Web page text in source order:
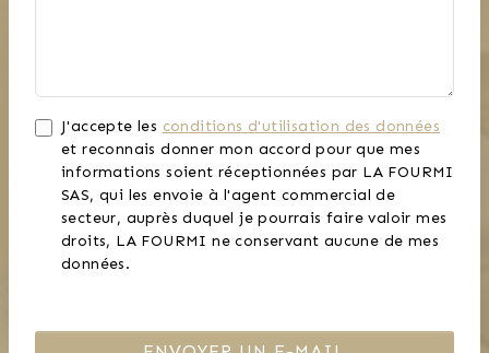
J'accepte les conditions d'utilisation des données
et reconnais donner mon accord pour que mes
informations soient réceptionnées par LA FOURMI
SAS, qui les envoie à l'agent commercial de
secteur, auprès duquel je pourrais faire valoir mes
droits, LA FOURMI ne conservant aucune de mes
données.